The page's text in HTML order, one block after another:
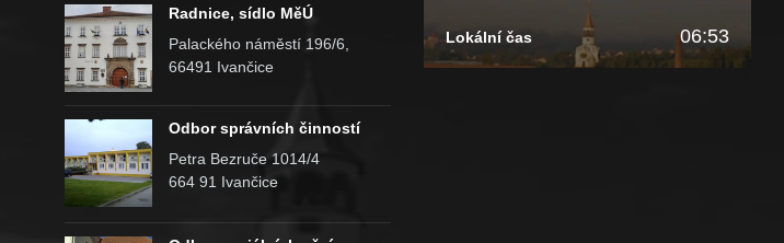
Radnice, sídlo MěÚ
Palackého náměstí 196/6,
66491 Ivančice
Odbor správních činností
Petra Bezruče 1014/4
664 91 Ivančice
Lokální čas 06:53